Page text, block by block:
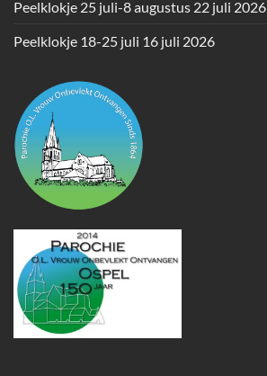
Peelklokje 25 juli-8 augustus 22 juli 2026
Peelklokje 18-25 juli 16 juli 2026